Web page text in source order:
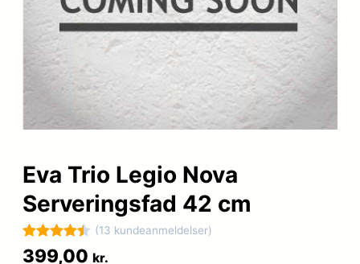
Eva Trio Legio Nova
Serveringsfad 42 cm
Bedømt
13
(13 kundeanmeldelser)
399,00 kr.